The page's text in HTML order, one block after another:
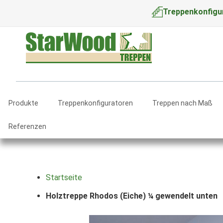
Produkte Treppenkonfiguratoren Treppen nach Maß
Referenzen
Startseite
Holztreppe Rhodos (Eiche) ¼ gewendelt unten